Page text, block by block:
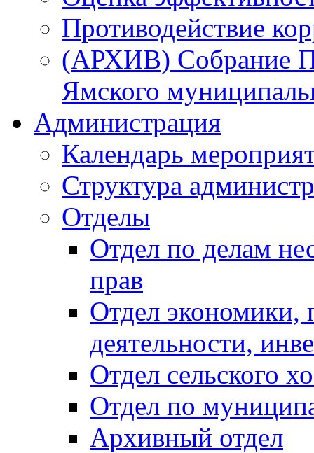
Противодействие
(АРХИВ) Собрание
Ямского
Администрация
Календарь
Структура
Отделы
Отдел по делам
прав
Отдел экономики,
деятельности,
Отдел сельского
Отдел по
Архивный отдел